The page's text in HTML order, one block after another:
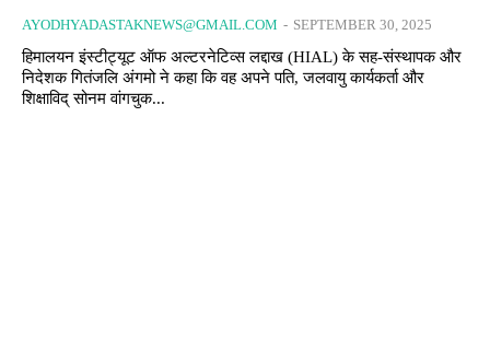
AYODHYADASTAKNEWS@GMAIL.COM - SEPTEMBER 30, 2025
हिमालयन इंस्टीट्यूट ऑफ अल्टरनेटिव्स लद्दाख (HIAL) के सह-संस्थापक और
निदेशक गितंजलि अंगमो ने कहा कि वह अपने पति, जलवायु कार्यकर्ता और
शिक्षाविद् सोनम वांगचुक...